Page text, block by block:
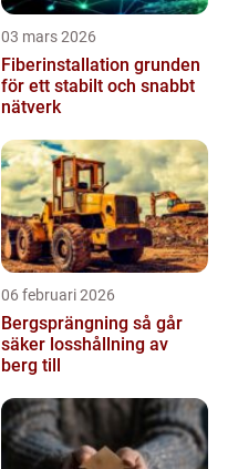
03 mars 2026
Fiberinstallation grunden
för ett stabilt och snabbt
nätverk
06 februari 2026
Bergsprängning så går
säker losshållning av
berg till